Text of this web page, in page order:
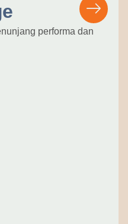
performa dan